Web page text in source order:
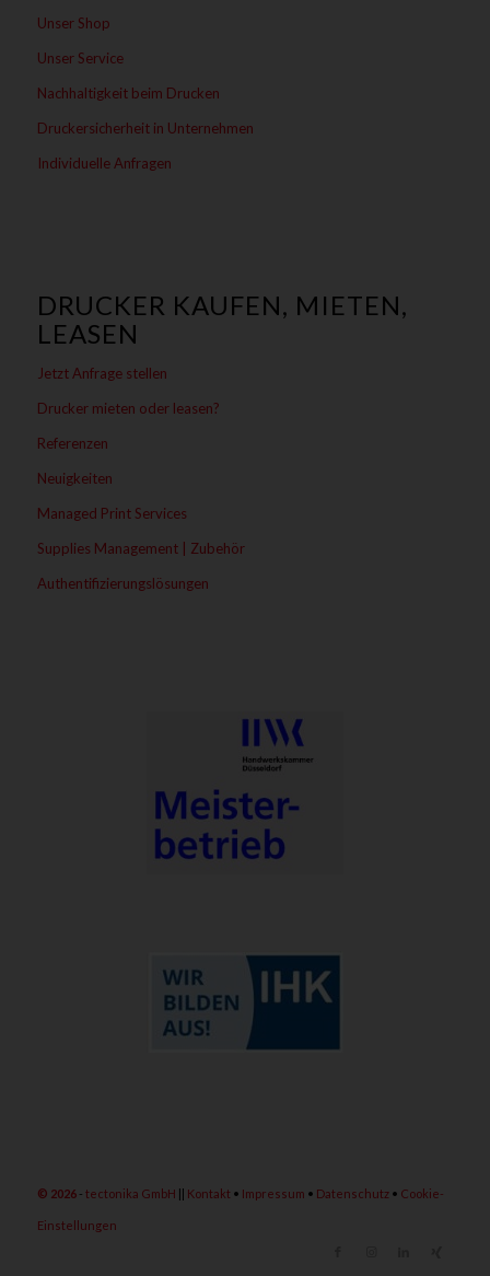
Unser Shop
Unser Service
Nachhaltigkeit beim Drucken
Druckersicherheit in Unternehmen
Individuelle Anfragen
DRUCKER KAUFEN, MIETEN,
LEASEN
Jetzt Anfrage stellen
Drucker mieten oder leasen?
Referenzen
Neuigkeiten
Managed Print Services
Supplies Management | Zubehör
Authentifizierungslösungen
© 2026- tectonika GmbH Kontakt • Impressum • Datenschutz• Cookie-
Einstellungen